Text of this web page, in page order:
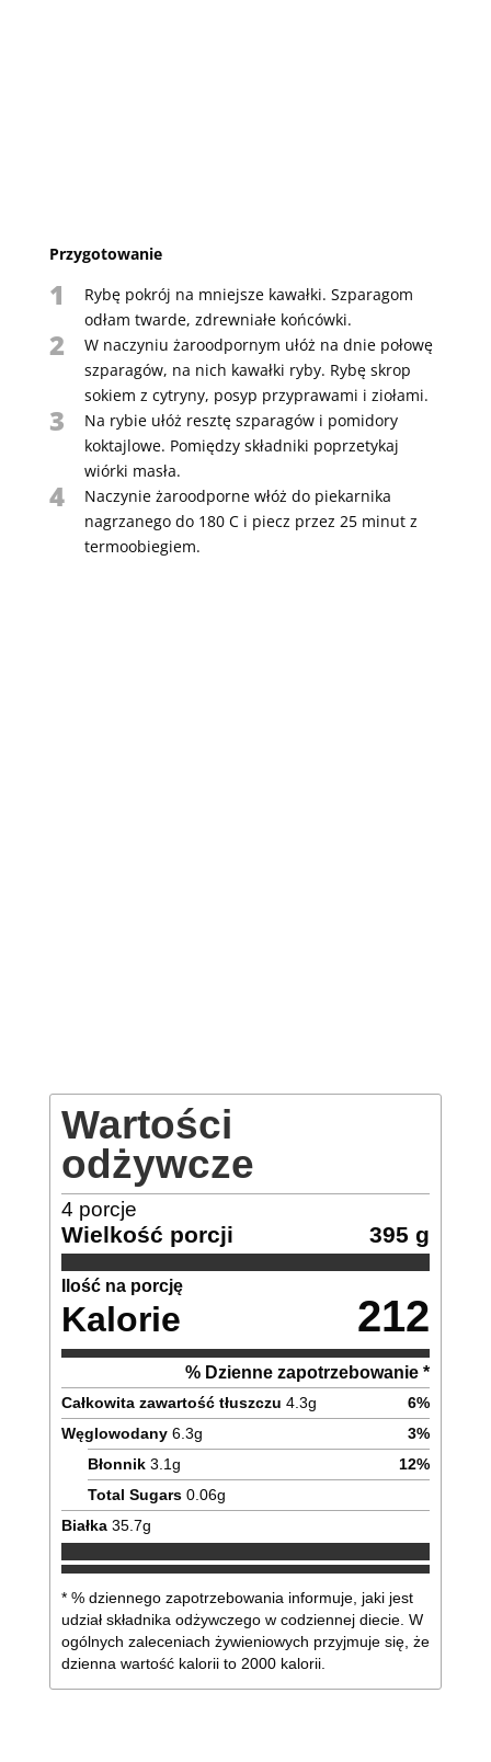
Przygotowanie
1
Rybę pokrój na mniejsze kawałki. Szparagom
odłam twarde, zdrewniałe końcówki.
2
W naczyniu żaroodpornym ułóż na dnie połowę
szparagów, na nich kawałki ryby. Rybę skrop
sokiem z cytryny, posyp przyprawami i ziołami.
3
Na rybie ułóż resztę szparagów i pomidory
koktajlowe. Pomiędzy składniki poprzetykaj
wiórki masła.
4
Naczynie żaroodporne włóż do piekarnika
nagrzanego do 180 C i piecz przez 25 minut z
termoobiegiem.
Wartości
odżywcze
4 porcje
Wielkość porcji 395 g
Ilość na porcję
Kalorie 212
% Dzienne zapotrzebowanie *
Całkowita zawartość tłuszczu 4.3g 6%
Węglowodany 6.3g 3%
Błonnik 3.1g 12%
Total Sugars 0.06g
Białka 35.7g
* % dziennego zapotrzebowania informuje, jaki jest
udział składnika odżywczego w codziennej diecie. W
ogólnych zaleceniach żywieniowych przyjmuje się, że
dzienna wartość kalorii to 2000 kalorii.